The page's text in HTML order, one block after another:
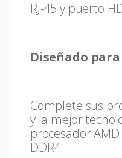
RJ-45 y puerto
Diseñado
Complete sus
y la mejor
procesador
DDR4.